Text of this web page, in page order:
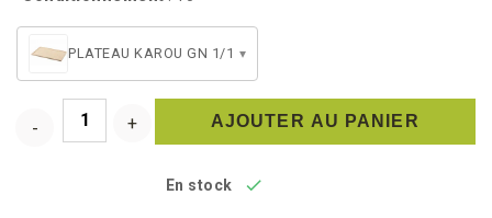
PLATEAU KAROU GN 1/1 ▾
AJOUTER AU PANIER
En stock 